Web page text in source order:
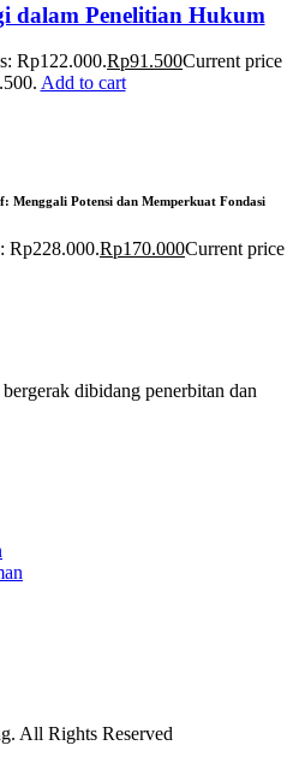
dalam Penelitian Hukum
Rp122.000.Rp91.500Current price
Add to cart
Menggali Potensi dan Memperkuat Fondasi
Rp228.000.Rp170.000Current price
dibidang penerbitan dan
All Rights Reserved